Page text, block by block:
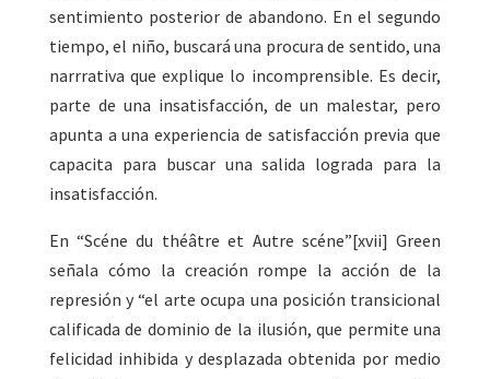
sentimiento posterior de abandono. En el segundo
tiempo, el niño, buscará una procura de sentido, una
narrrativa que explique lo incomprensible. Es decir,
parte de una insatisfacción, de un malestar, pero
apunta a una experiencia de satisfacción previa que
capacita para buscar una salida lograda para la
insatisfacción.
En “Scéne du théâtre et Autre scéne”[xvii] Green
señala cómo la creación rompe la acción de la
represión y “el arte ocupa una posición transicional
calificada de dominio de la ilusión, que permite una
felicidad inhibida y desplazada obtenida por medio